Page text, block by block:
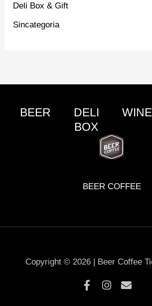
Deli Box & Gift
Sincategoria
BEER
DELI
BOX
WINE
BEER COFFEE
Copyright © 2026 | Beer Coffee